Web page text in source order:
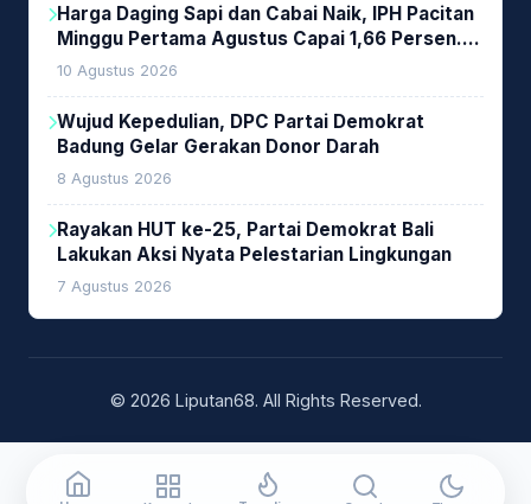
Harga Daging Sapi dan Cabai Naik, IPH Pacitan
Minggu Pertama Agustus Capai 1,66 Persen.
Ini Penjelasan Kabag Ayub
10 Agustus 2026
Wujud Kepedulian, DPC Partai Demokrat
Badung Gelar Gerakan Donor Darah
8 Agustus 2026
Rayakan HUT ke-25, Partai Demokrat Bali
Lakukan Aksi Nyata Pelestarian Lingkungan
7 Agustus 2026
© 2026 Liputan68. All Rights Reserved.